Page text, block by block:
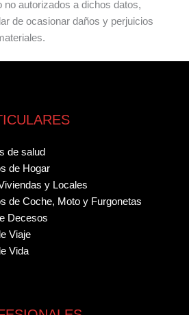
autorizados a dichos datos,
de ocasionar daños y perjuicios
de salud
de Hogar
y Locales
de Coche, Moto y Furgonetas
Decesos
Viaje
Vida